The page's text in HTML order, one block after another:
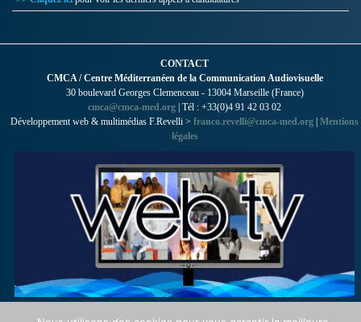
CONTACT
CMCA / Centre Méditerranéen de la Communication Audiovisuelle
30 boulevard Georges Clemenceau - 13004 Marseille (France)
cmca@cmca-med.org | Tél : +33(0)4 91 42 03 02
Développement web & multimédias F.Revelli > franco.revelli@cmca-med.org Mentions
légales